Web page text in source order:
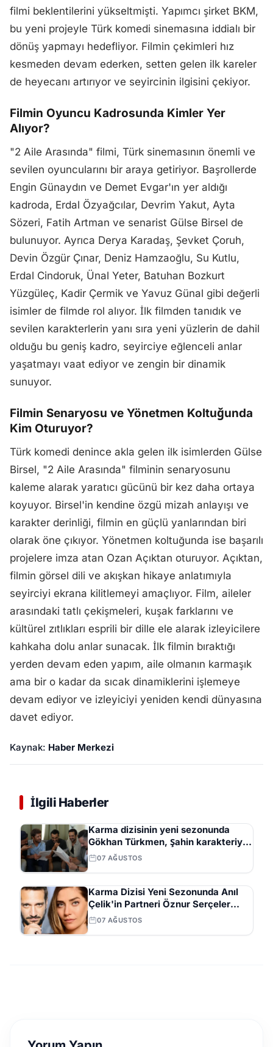
filmi beklentilerini yükseltmişti. Yapımcı şirket BKM,
bu yeni projeyle Türk komedi sinemasına iddialı bir
dönüş yapmayı hedefliyor. Filmin çekimleri hız
kesmeden devam ederken, setten gelen ilk kareler
de heyecanı artırıyor ve seyircinin ilgisini çekiyor.
Filmin Oyuncu Kadrosunda Kimler Yer
Alıyor?
"2 Aile Arasında" filmi, Türk sinemasının önemli ve
sevilen oyuncularını bir araya getiriyor. Başrollerde
Engin Günaydın ve Demet Evgar'ın yer aldığı
kadroda, Erdal Özyağcılar, Devrim Yakut, Ayta
Sözeri, Fatih Artman ve senarist Gülse Birsel de
bulunuyor. Ayrıca Derya Karadaş, Şevket Çoruh,
Devin Özgür Çınar, Deniz Hamzaoğlu, Su Kutlu,
Erdal Cindoruk, Ünal Yeter, Batuhan Bozkurt
Yüzgüleç, Kadir Çermik ve Yavuz Günal gibi değerli
isimler de filmde rol alıyor. İlk filmden tanıdık ve
sevilen karakterlerin yanı sıra yeni yüzlerin de dahil
olduğu bu geniş kadro, seyirciye eğlenceli anlar
yaşatmayı vaat ediyor ve zengin bir dinamik
sunuyor.
Filmin Senaryosu ve Yönetmen Koltuğunda
Kim Oturuyor?
Türk komedi denince akla gelen ilk isimlerden Gülse
Birsel, "2 Aile Arasında" filminin senaryosunu
kaleme alarak yaratıcı gücünü bir kez daha ortaya
koyuyor. Birsel'in kendine özgü mizah anlayışı ve
karakter derinliği, filmin en güçlü yanlarından biri
olarak öne çıkıyor. Yönetmen koltuğunda ise başarılı
projelere imza atan Ozan Açıktan oturuyor. Açıktan,
filmin görsel dili ve akışkan hikaye anlatımıyla
seyirciyi ekrana kilitlemeyi amaçlıyor. Film, aileler
arasındaki tatlı çekişmeleri, kuşak farklarını ve
kültürel zıtlıkları esprili bir dille ele alarak izleyicilere
kahkaha dolu anlar sunacak. İlk filmin bıraktığı
yerden devam eden yapım, aile olmanın karmaşık
ama bir o kadar da sıcak dinamiklerini işlemeye
devam ediyor ve izleyiciyi yeniden kendi dünyasına
davet ediyor.
Kaynak: Haber Merkezi
İlgili Haberler
Karma dizisinin yeni sezonunda
Gökhan Türkmen, Şahin karakteriyle
izleyici karşısına çıkacak
07 AĞUSTOS
Karma Dizisi Yeni Sezonunda Anıl
Çelik'in Partneri Öznur Serçeler
Oldu07 AĞUSTOS